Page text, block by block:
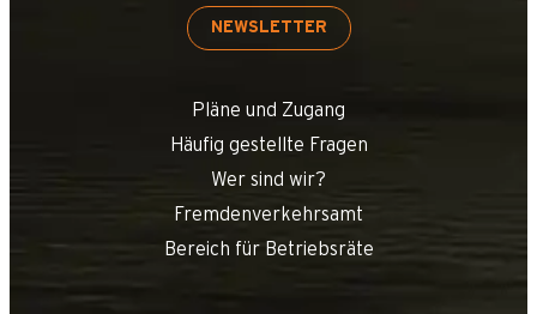
NEWSLETTER
Pläne und Zugang
Häufig gestellte Fragen
Wer sind wir?
Fremdenverkehrsamt
Bereich für Betriebsräte